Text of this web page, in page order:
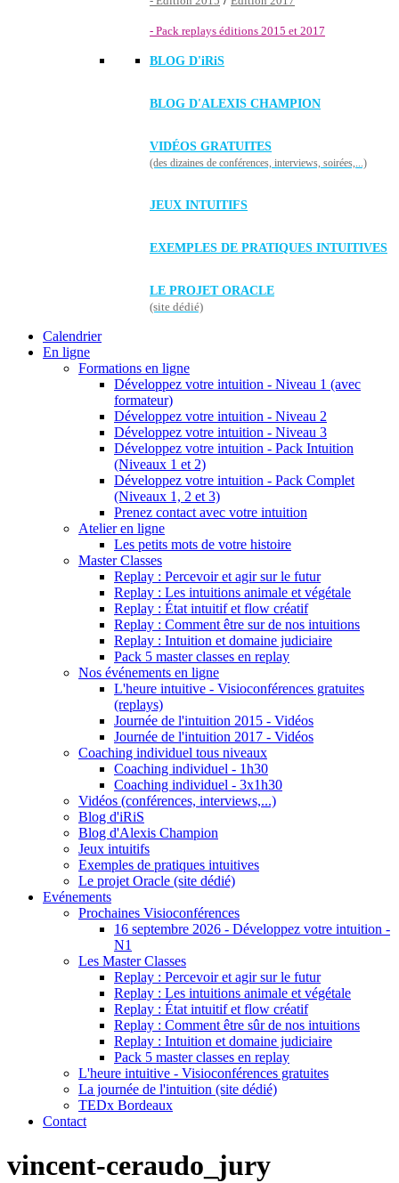
- Pack replays éditions 2015 et 2017
BLOG D'iRiS
BLOG D'ALEXIS CHAMPION
VIDÉOS GRATUITES
(des dizaines de conférences, interviews, soirées,...)
JEUX INTUITIFS
EXEMPLES DE PRATIQUES INTUITIVES
LE PROJET ORACLE
(site dédié)
Calendrier
En ligne
Formations en ligne
Développez votre intuition - Niveau 1 (avec
formateur)
Développez votre intuition - Niveau 2
Développez votre intuition - Niveau 3
Développez votre intuition - Pack Intuition
(Niveaux 1 et 2)
Développez votre intuition - Pack Complet
(Niveaux 1, 2 et 3)
Prenez contact avec votre intuition
Atelier en ligne
Les petits mots de votre histoire
Master Classes
Replay : Percevoir et agir sur le futur
Replay : Les intuitions animale et végétale
Replay : État intuitif et flow créatif
Replay : Comment être sur de nos intuitions
Replay : Intuition et domaine judiciaire
Pack 5 master classes en replay
Nos événements en ligne
L'heure intuitive - Visioconférences gratuites
(replays)
Journée de l'intuition 2015 - Vidéos
Journée de l'intuition 2017 - Vidéos
Coaching individuel tous niveaux
Coaching individuel - 1h30
Coaching individuel - 3x1h30
Vidéos (conférences, interviews,...)
Blog d'iRiS
Blog d'Alexis Champion
Jeux intuitifs
Exemples de pratiques intuitives
Le projet Oracle (site dédié)
Evénements
Prochaines Visioconférences
16 septembre 2026 - Développez votre intuition -
N1
Les Master Classes
Replay : Percevoir et agir sur le futur
Replay : Les intuitions animale et végétale
Replay : État intuitif et flow créatif
Replay : Comment être sûr de nos intuitions
Replay : Intuition et domaine judiciaire
Pack 5 master classes en replay
L'heure intuitive - Visioconférences gratuites
La journée de l'intuition (site dédié)
TEDx Bordeaux
Contact
vincent-ceraudo_jury